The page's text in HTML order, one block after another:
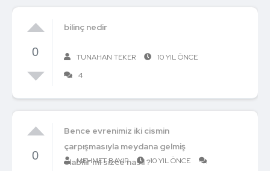
0
bilinç nedir
TUNAHAN TEKER
10 YIL ÖNCE
4
0
Bence evrenimiz iki cismin
çarpışmasıyla meydana gelmiş
olabilir mi sizce nasıl ?
MEHMET BAYIR
10 YIL ÖNCE